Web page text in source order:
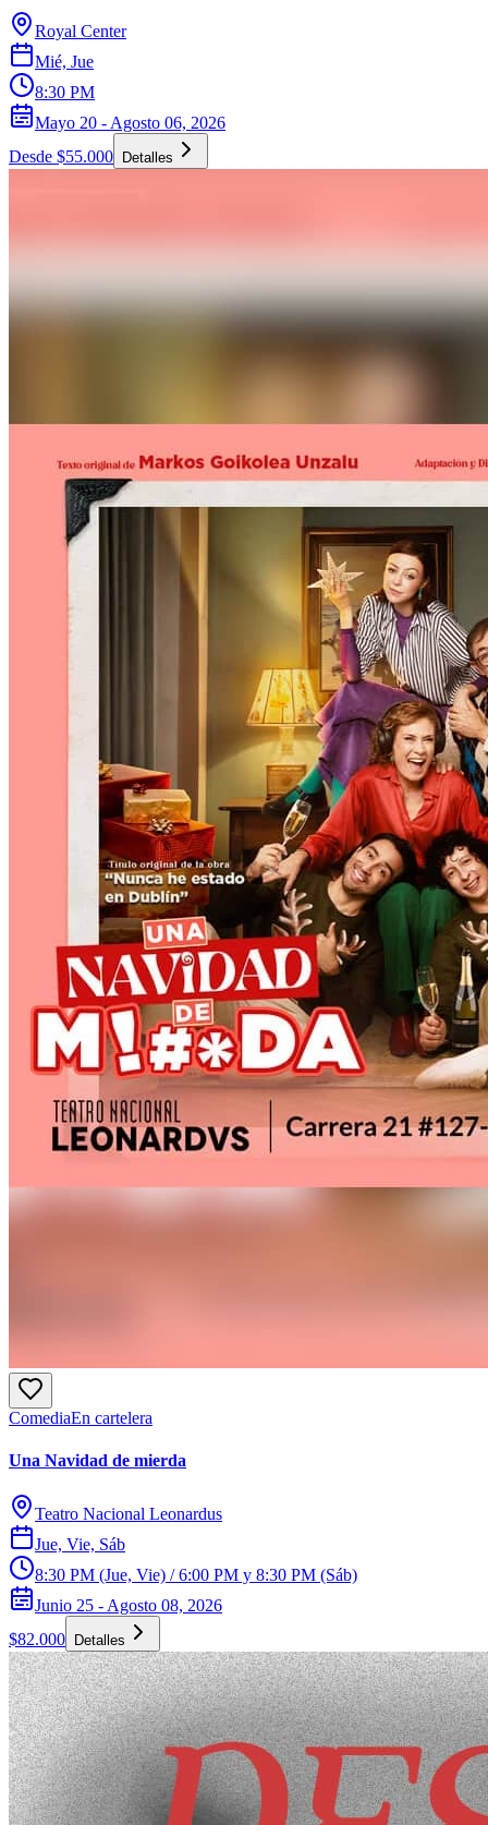
Royal Center
Mié, Jue
8:30 PM
Mayo 20 - Agosto 06, 2026
Desde $55.000 Detalles
ComediaEn cartelera
Una Navidad de mierda
Teatro Nacional Leonardus
Jue, Vie, Sáb
8:30 PM (Jue, Vie) / 6:00 PM y 8:30 PM (Sáb)
Junio 25 - Agosto 08, 2026
$82.000
Detalles